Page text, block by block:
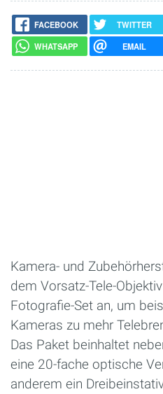
FACEBOOK TWITTER
WHATSAPP
EMAIL
Kamera- und
dem Vorsatz-Tele-
Fotografie-Set an, um
Kameras zu mehr
Das Paket beinhaltet
eine 20-fache optische
anderem ein